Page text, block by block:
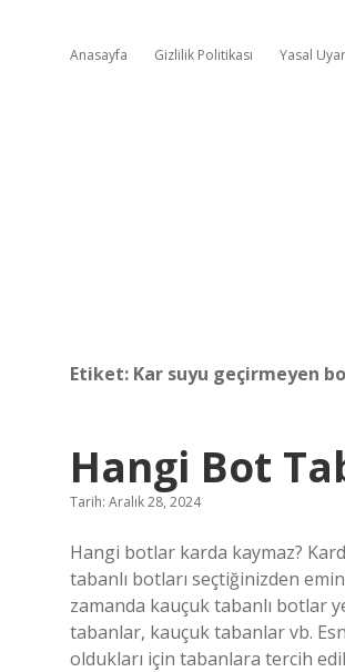
Anasayfa Gizlilik Politikası Yasal
Etiket: Kar suyu geçirmeyen
Hangi Bot
Tarih: Aralık 28, 2024
Hangi botlar karda kaymaz?
tabanlı botları seçtiğinizden
zamanda kauçuk tabanlı botlar
tabanlar, kauçuk tabanlar vb.
oldukları için tabanlara tercih